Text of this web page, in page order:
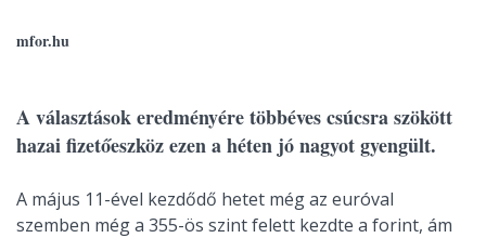
mfor.hu
A választások eredményére többéves csúcsra szökött
hazai fizetőeszköz ezen a héten jó nagyot gyengült.
A május 11-ével kezdődő hetet még az euróval
szemben még a 355-ös szint felett kezdte a forint, ám